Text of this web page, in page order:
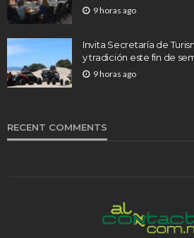
9 horas ago
Invita Secretaría de
y tradición este fin de
9 horas ago
RECENT COMMENTS